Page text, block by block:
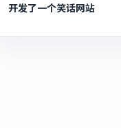
开发了一个笑话网站